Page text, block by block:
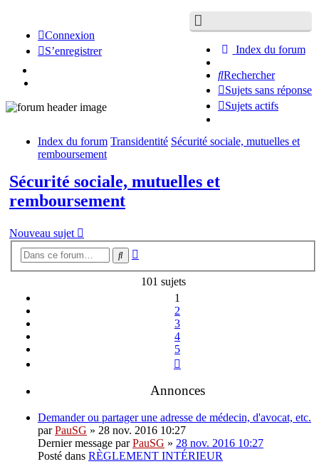
Index du forum
Rechercher
Sujets sans réponse
Sujets actifs
Connexion
S’enregistrer
Index du forum Transidentité Sécurité sociale, mutuelles et
remboursement
Sécurité sociale, mutuelles et
remboursement
Nouveau sujet
Rechercher
101 sujets
1
2
3
4
5
Annonces
Demander ou partager une adresse de médecin, d'avocat, etc.
parPauSG » 28 nov. 2016 10:27
Dernier message parPauSG » 28 nov. 2016 10:27
Posté dans RÈGLEMENT INTÉRIEUR